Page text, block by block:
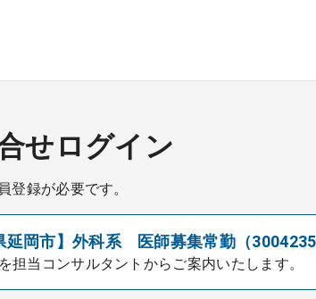
せログイン
登録が必要です。
岡市】外科系 医師募集常勤（
担当コンサルタントからご案内いたします。